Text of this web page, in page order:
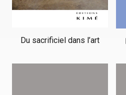
Du sacrificiel dans l’art